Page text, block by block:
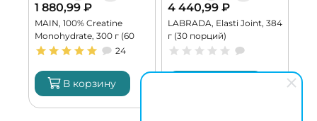
1 880,99 ₽
MAIN, 100% Creatine
Monohydrate, 300 г (60
порций)
24
В корзину
4 440,99 ₽
LABRADA, Elasti Joint, 384
г (30 порций)